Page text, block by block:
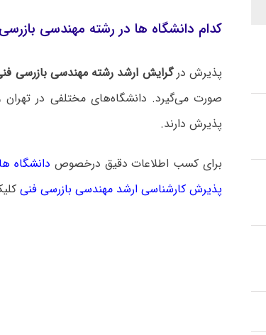
کدام دانشگاه ها در رشته مهندسی
پذیرش درگرایش ارشد رشته مهندسی بازرسی
صورت می‌گیرد. دانشگاه‌های مختلفی در
پذیرش دارند.
برای کسب اطلاعات دقیق درخصوص دانشگاه
پذیرش کارشناسی ارشد مهندسی بازرسی فنی